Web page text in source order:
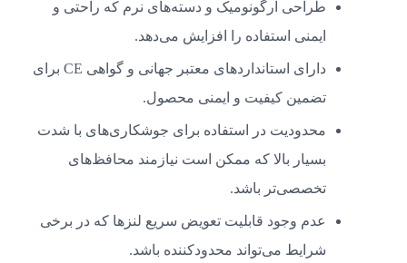
طراحی ارگونومیک و دسته‌های نرم که راحتی و
ایمنی استفاده را افزایش می‌دهد.
دارای استانداردهای معتبر جهانی و گواهی CE برای
تضمین کیفیت و ایمنی محصول.
محدودیت در استفاده برای جوشکاری‌های با شدت
بسیار بالا که ممکن است نیازمند محافظ‌های
تخصصی‌تر باشد.
عدم وجود قابلیت تعویض سریع لنزها که در برخی
شرایط می‌تواند محدودکننده باشد.